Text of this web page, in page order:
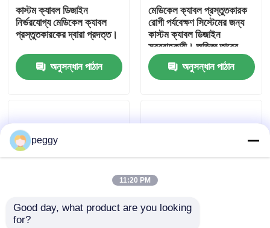
মান নিয়ন্ত্রণ
আমাদের সাথে যোগাযোগ করুন
তারের জোতা
এলভিডিএস ক্যাবল
কাস্টম ক্যাবল ডিজাইন
নির্ভরযোগ্য মেডিকেল ক্যাবল
প্রস্তুতকারকের দ্বারা প্রদত্ত।
অনুসন্ধান পাঠান
মেডিকেল ক্যাবল প্রস্তুতকারক
রোগী পর্যবেক্ষণ সিস্টেমের জন্য
কাস্টম ক্যাবল ডিজাইন
সরবরাহকারী। অভিজ্ঞ তারের
শেল প্রস্তুতকারক আইসিইউ
এবং ডায়াগনস্টিক ডিভাইসের
জন্য নিরাপদ, নমনীয় সমাবেশ
অনুসন্ধান পাঠান
ওয়্যার হার্নেস প্রস্তুতকারক, যিনি
peggy
11:20 PM
Good day, what product are you looking
for?